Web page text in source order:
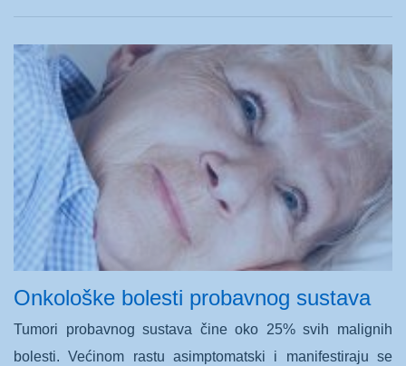
Onkološke bolesti probavnog sustava
Tumori probavnog sustava čine oko 25% svih malignih
bolesti. Većinom rastu asimptomatski i manifestiraju se